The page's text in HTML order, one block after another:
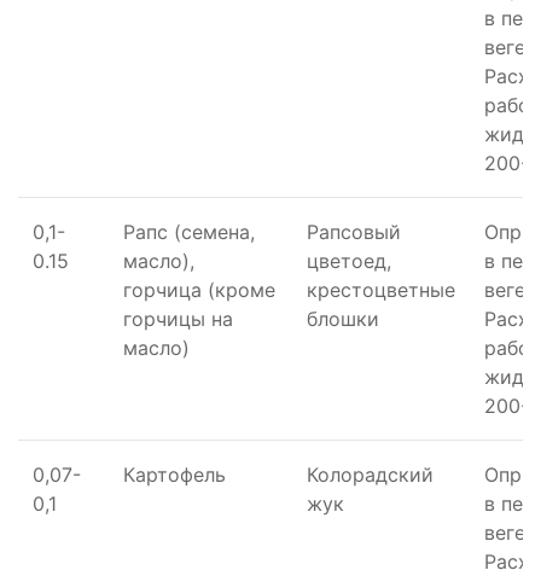
в
200-
0,1-
0.15
Рапс (семена,
масло),
горчица (кроме
горчицы на
масло)
Рапсовый
цветоед,
крестоцветные
блошки
в
200-
0,07-
0,1
Картофель
Колорадский
жук
в